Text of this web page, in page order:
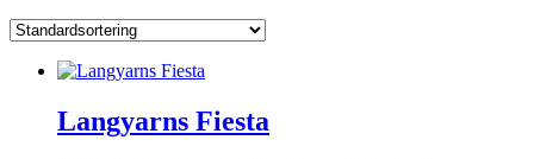
Langyarns Fiesta